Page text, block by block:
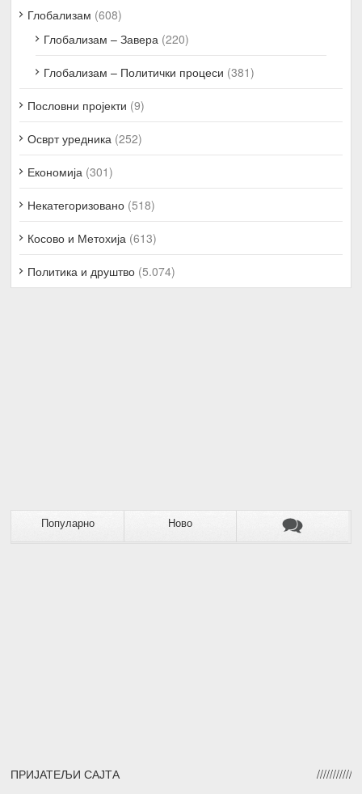
Глобализам (608)
Глобализам – Завера (220)
Глобализам – Политички процеси (381)
Пословни пројекти (9)
Осврт уредника (252)
Економија (301)
Некатегоризовано (518)
Косово и Метохија (613)
Политика и друштво (5.074)
Популарно Ново
ПРИЈАТЕЉИ САЈТА